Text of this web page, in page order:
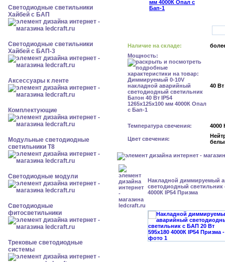
Светодиодные светильники
Хайбей с БАП
Светодиодные светильники
Хайбей с БАП-3
Аксессуары к ленте
Комплектующие
Модульные светодиодные
светильники Т8
Светодиодные модули
Светодиодные
фитосветильники
Трековые светодиодные
системы
Наличие на складе:
Мощность:
40 Вт
Температура свечения: 4000
Цвет свечения:
Накладной диммируемый
светодиодный светильник
4000К IP54 Призма